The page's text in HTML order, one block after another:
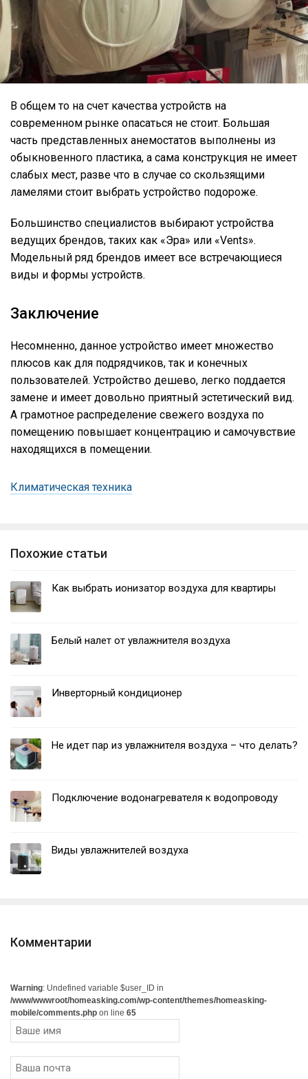
В общем то на счет качества устройств на
современном рынке опасаться не стоит. Большая
часть представленных анемостатов выполнены из
обыкновенного пластика, а сама конструкция не имеет
слабых мест, разве что в случае со скользящими
ламелями стоит выбрать устройство подороже.
Большинство специалистов выбирают устройства
ведущих брендов, таких как «Эра» или «Vents».
Модельный ряд брендов имеет все встречающиеся
виды и формы устройств.
Заключение
Несомненно, данное устройство имеет множество
плюсов как для подрядчиков, так и конечных
пользователей. Устройство дешево, легко поддается
замене и имеет довольно приятный эстетический вид.
А грамотное распределение свежего воздуха по
помещению повышает концентрацию и самочувствие
находящихся в помещении.
Климатическая техника
Похожие статьи
Как выбрать ионизатор воздуха для квартиры
Белый налет от увлажнителя воздуха
Инверторный кондиционер
Не идет пар из увлажнителя воздуха – что делать?
Подключение водонагревателя к водопроводу
Виды увлажнителей воздуха
Комментарии
Warning: Undefined variable $user_ID in
/www/wwwroot/homeasking.com/wp-content/themes/homeasking-
mobile/comments.php on line 65